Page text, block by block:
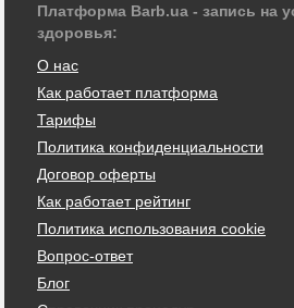
Платформа Barb.ua - запись на
здоровья:
О нас
Как работает платформа
Тарифы
Политика конфиденциальности
Договор оферты
Как работает рейтинг
Политика использования cookie
Вопрос-ответ
Блог